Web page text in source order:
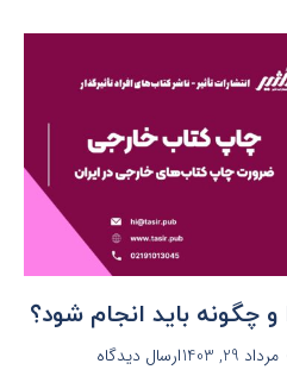
چگونه باید انجام شود؟
مرداد 29, 1403 ارسال دیدگاه